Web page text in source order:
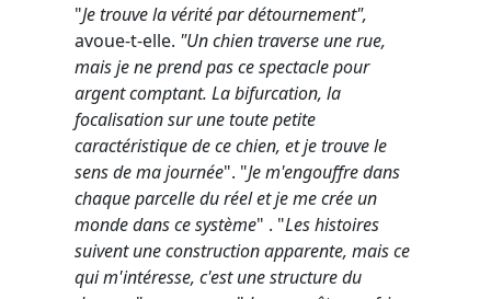
"Je trouve la vérité par détournement",
avoue-t-elle. "Un chien traverse une rue,
mais je ne prend pas ce spectacle pour
argent comptant. La bifurcation, la
focalisation sur une toute petite
caractéristique de ce chien, et je trouve le
sens de ma journée". "Je m'engouffre dans
chaque parcelle du réel et je me crée un
monde dans ce système" . "Les histoires
suivent une construction apparente, mais ce
qui m'intéresse, c'est une structure du